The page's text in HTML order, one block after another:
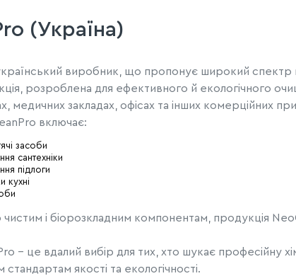
(Україна)
виробник, що пропонує широкий спектр
розроблена для ефективного й екологічного
медичних закладах, офісах та інших комерційних
включає:
засоби
сантехніки
підлоги
кухні
чистим і біорозкладним компонентам, продукція
- це вдалий вибір для тих, хто шукає професійну
стандартам якості та екологічності.